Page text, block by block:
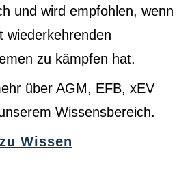
und wird empfohlen, wenn
wiederkehrenden
zu kämpfen hat.
über AGM, EFB, xEV
Wissensbereich.
Wissen